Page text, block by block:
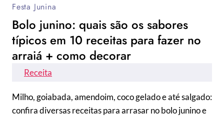
Festa Junina
Bolo junino: quais são os sabores
típicos em 10 receitas para fazer no
arraiá + como decorar
Receita
Milho, goiabada, amendoim, coco gelado e até salgado:
confira diversas receitas para arrasar no bolo junino e